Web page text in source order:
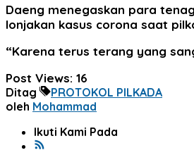
Daeng menegaskan para
lonjakan kasus corona saat
“Karena terus terang yang
Post Views: 16
Ditag
PROTOKOL PILKADA
oleh Mohammad
Ikuti Kami Pada